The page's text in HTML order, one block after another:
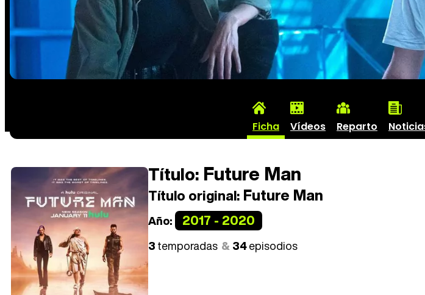
Ficha Vídeos Reparto
Título: Future Man
Título original: Future Man
Año: 2017 - 2020
3temporadas 34episodios